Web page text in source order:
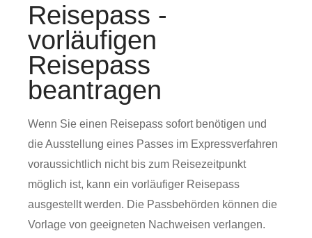
Reisepass -
vorläufigen
Reisepass
beantragen
Wenn Sie einen Reisepass sofort benötigen und
die Ausstellung eines Passes im Expressverfahren
voraussichtlich nicht bis zum Reisezeitpunkt
möglich ist, kann ein vorläufiger Reisepass
ausgestellt werden. Die Passbehörden können die
Vorlage von geeigneten Nachweisen verlangen.